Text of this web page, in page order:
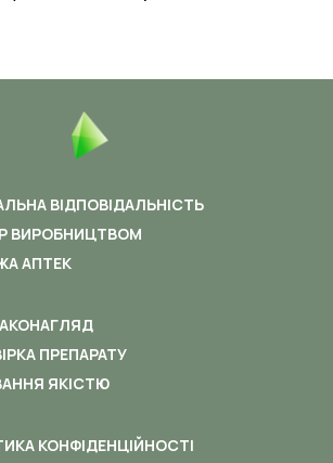
ВІДПОВІДАЛЬНІСТЬ
ВИРОБНИЦТВОМ
АПТЕК
ПРЕПАРАТУ
ЯКІСТЮ
КОНФІДЕНЦІЙНОСТІ